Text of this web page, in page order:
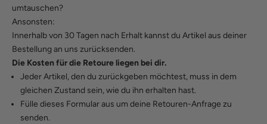
umtauschen?
Ansonsten:
Innerhalb von 30 Tagen nach Erhalt kannst du Artikel aus deiner
Bestellung an uns zurücksenden.
Die Kosten für die Retoure liegen bei dir.
Jeder Artikel, den du zurückgeben möchtest, muss in dem
gleichen Zustand sein, wie du ihn erhalten hast.
Fülle dieses Formularaus um deine Retouren-Anfrage zu
senden.